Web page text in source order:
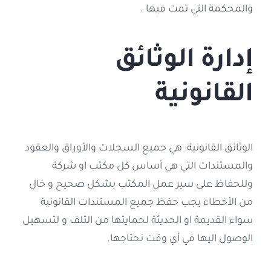
والمحكمة التي تمت فيها .
إدارة الوثائق
القانونية
الوثائق القانونية: هي جميع السجلات والأوراق والعقود
والمستندات التي هي أساس كل مكتب او شركة
وللحفاظ على سير عمل المكتب بشكل صحيح و خال
من الأخطاء يجب حفظ جميع المستندات القانونية
سواء القديمة او الحديثة لحمايتها من التلف و لتسهيل
الوصول اليها في أي وقت نحتاجها.